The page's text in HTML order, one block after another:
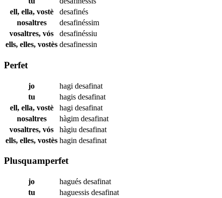
ell, ella, vostè
desafinés
nosaltres
desafinéssim
vosaltres, vós
desafinéssiu
ells, elles, vostès desafinessin
Perfet
jo hagi desafinat
tu
hagis desafinat
ell, ella, vostè
hagi desafinat
nosaltres
hàgim desafinat
vosaltres, vós
hàgiu desafinat
ells, elles, vostès hagin desafinat
Plusquamperfet
jo hagués desafinat
tu
haguessis desafinat